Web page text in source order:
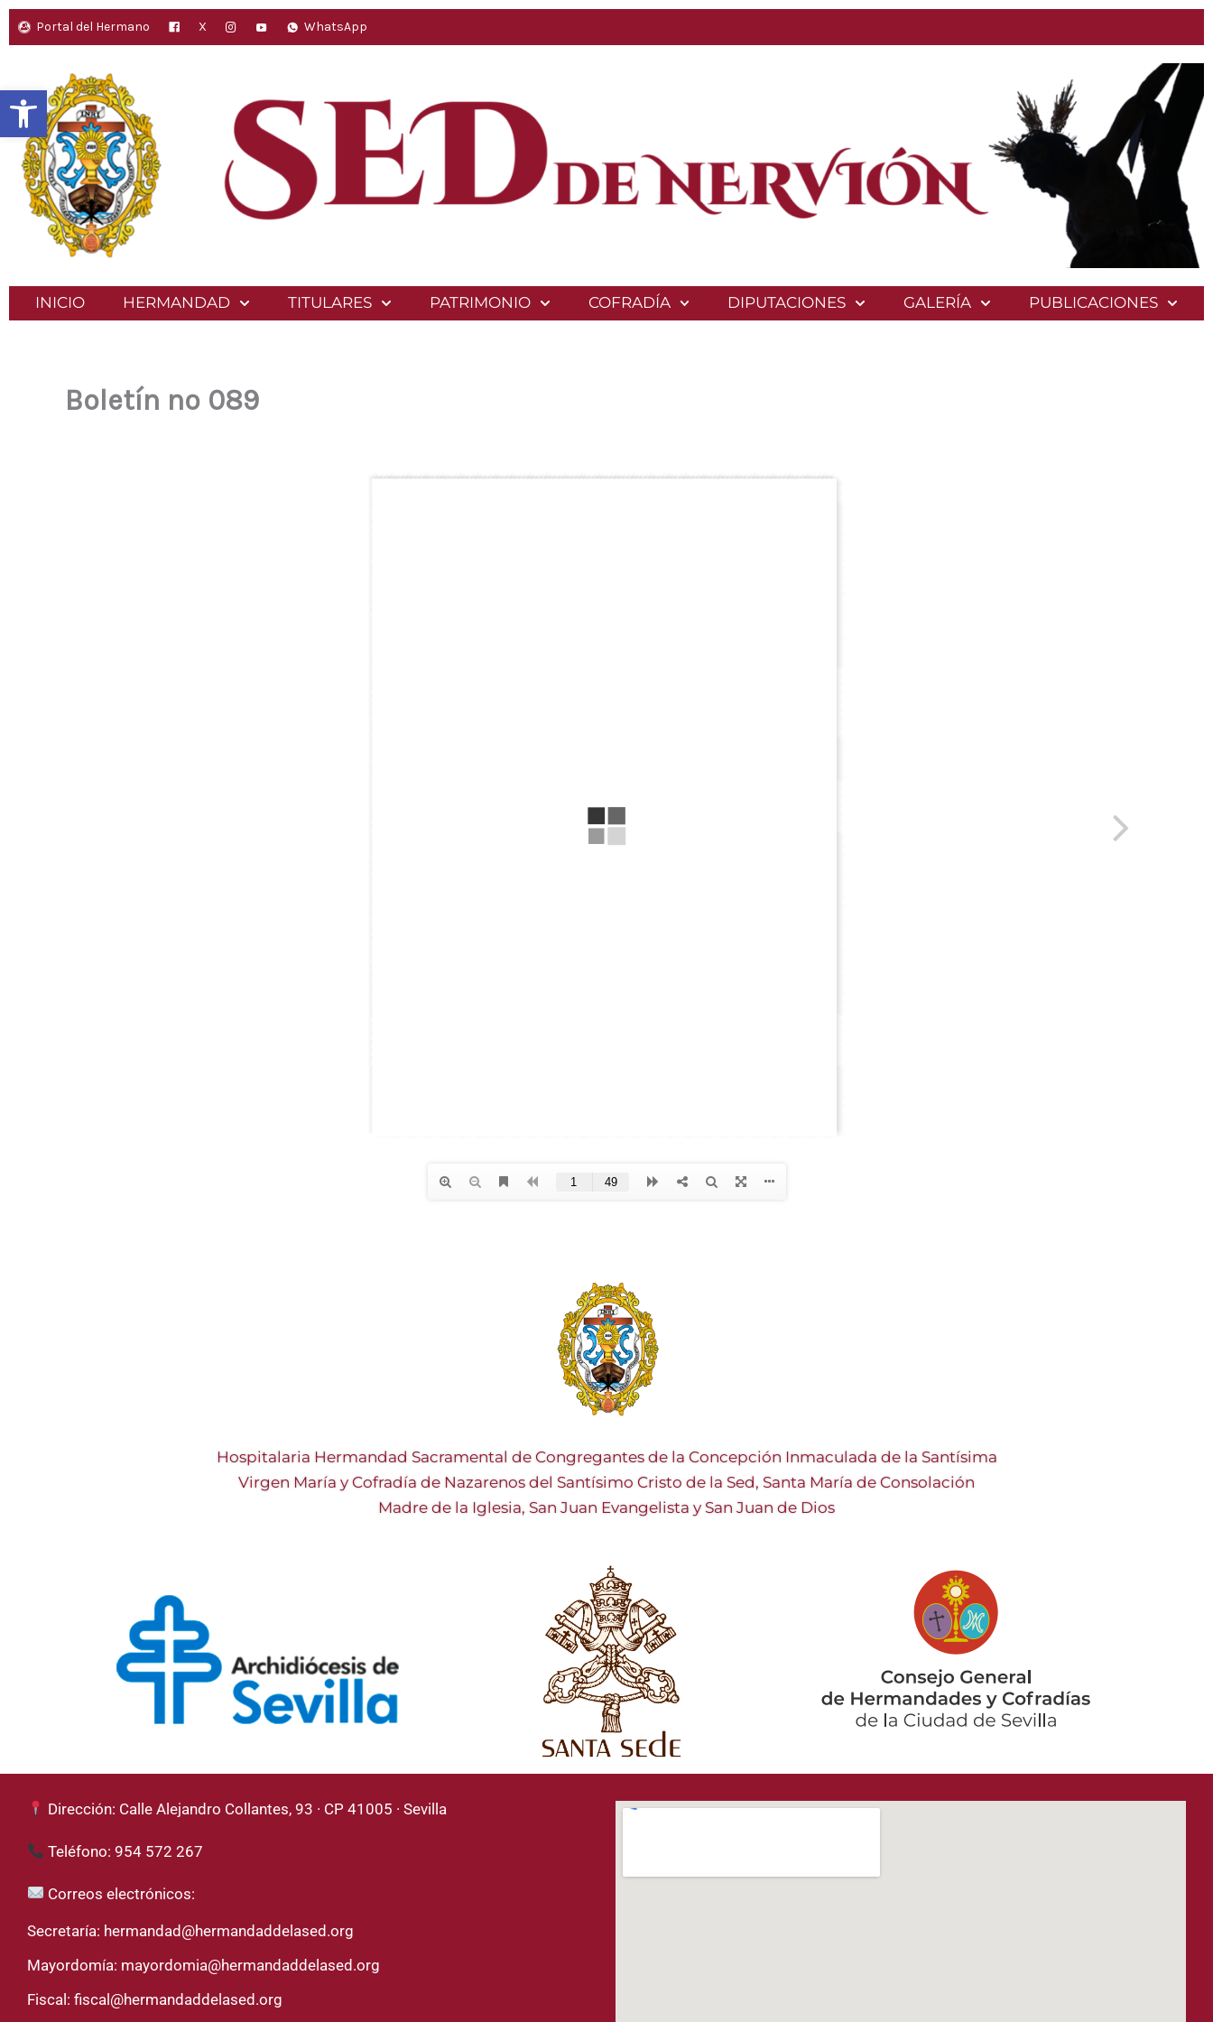
Abrir barra de herramientas
Portal del Hermano X WhatsApp
INICIO HERMANDAD TITULARES PATRIMONIO COFRADÍA DIPUTACIONES GALERÍA PUBLICACIONES
Boletín nº 089
Hospitalaria Hermandad Sacramental de Congregantes de la Concepción Inmaculada de la Santísima
Virgen María y Cofradía de Nazarenos del Santísimo Cristo de la Sed, Santa María de Consolación
Madre de la Iglesia, San Juan Evangelista y San Juan de Dios
Dirección: Calle Alejandro Collantes, 93 · CP 41005 · Sevilla
Teléfono: 954 572 267
Correos electrónicos:
Secretaría: hermandad@hermandaddelased.org
Mayordomía: mayordomia@hermandaddelased.org
Fiscal: fiscal@hermandaddelased.org